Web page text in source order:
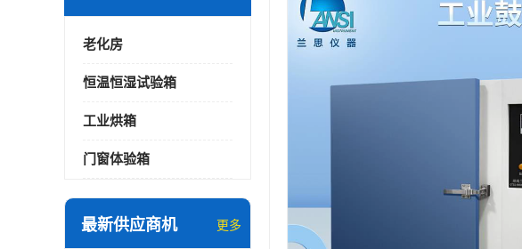
老化房
恒温恒湿试验箱
工业烘箱
门窗体验箱
最新供应商机 更多